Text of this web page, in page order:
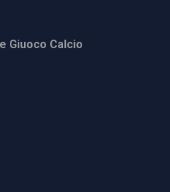
Giuoco Calcio